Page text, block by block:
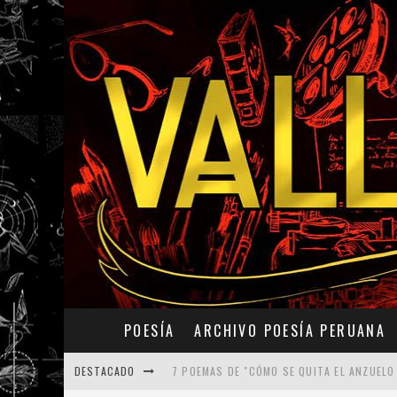
POESÍA ARCHIVO POESÍA PERUANA
DESTACADO